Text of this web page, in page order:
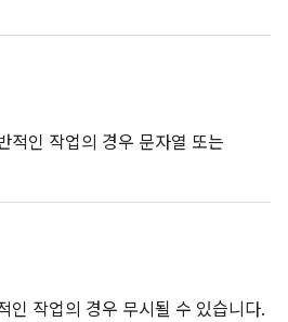
적인 작업의 경우 문자열 또는
인 작업의 경우 무시될 수 있습니다.